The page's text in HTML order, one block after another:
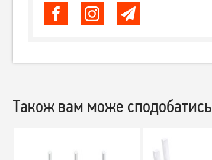
Також вам може сподобатись